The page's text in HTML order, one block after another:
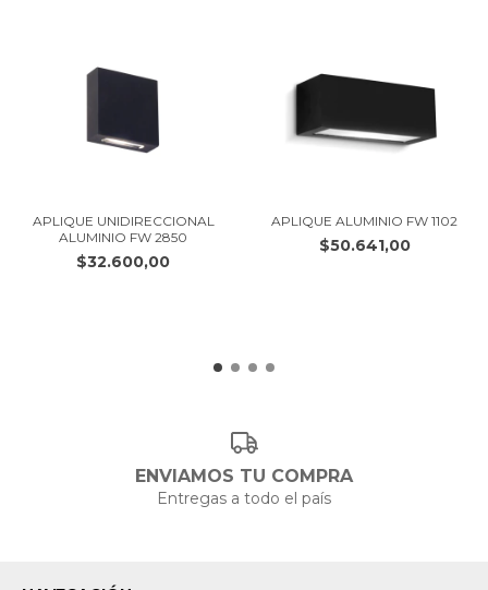
APLIQUE UNIDIRECCIONAL
ALUMINIO FW 2850
$32.600,00
APLIQUE ALUMINIO FW 1102
$50.641,00
ENVIAMOS TU COMPRA
Entregas a todo el país